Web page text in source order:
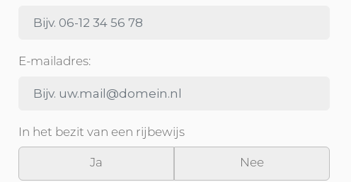
E-mailadres:
In het bezit van een rijbewijs
Ja Nee